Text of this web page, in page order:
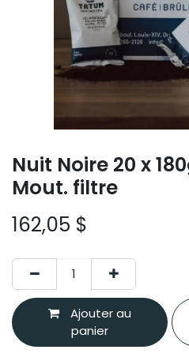
Nuit Noire 20 x
Mout. filtre
162,05 $
Ajouter au
panier